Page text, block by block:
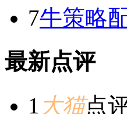
7牛策略
最新点评
1 大猫点